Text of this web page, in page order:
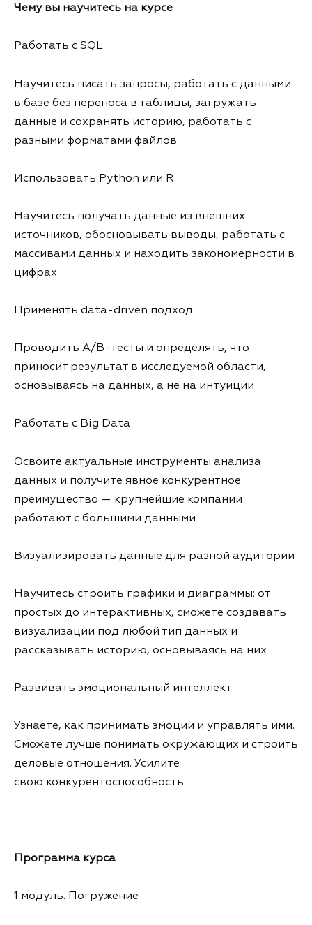
Чему вы научитесь на курсе
Работать с SQL
Научитесь писать запросы, работать с данными
в базе без переноса в таблицы, загружать
данные и сохранять историю, работать с
разными форматами файлов
Использовать Python или R
Научитесь получать данные из внешних
источников, обосновывать выводы, работать с
массивами данных и находить закономерности в
цифрах
Применять data-driven подход
Проводить A/B-тесты и определять, что
приносит результат в исследуемой области,
основываясь на данных, а не на интуиции
Работать с Big Data
Освоите актуальные инструменты анализа
данных и получите явное конкурентное
преимущество — крупнейшие компании
работают с большими данными
Визуализировать данные для разной аудитории
Научитесь строить графики и диаграммы: от
простых до интерактивных, сможете создавать
визуализации под любой тип данных и
рассказывать историю, основываясь на них
Развивать эмоциональный интеллект
Узнаете, как принимать эмоции и управлять ими.
Сможете лучше понимать окружающих и строить
деловые отношения. Усилите
свою конкурентоспособность
Программа курса
1 модуль. Погружение